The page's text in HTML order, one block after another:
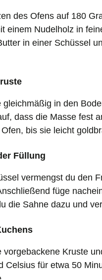
des Ofens auf 180
einem Nudelholz in
in einer Schüssel
in den
dass die Masse fest
bis sie leicht
Füllung
vermengst du den
füge
die Sahne dazu und
Kruste
Celsius für etwa 50